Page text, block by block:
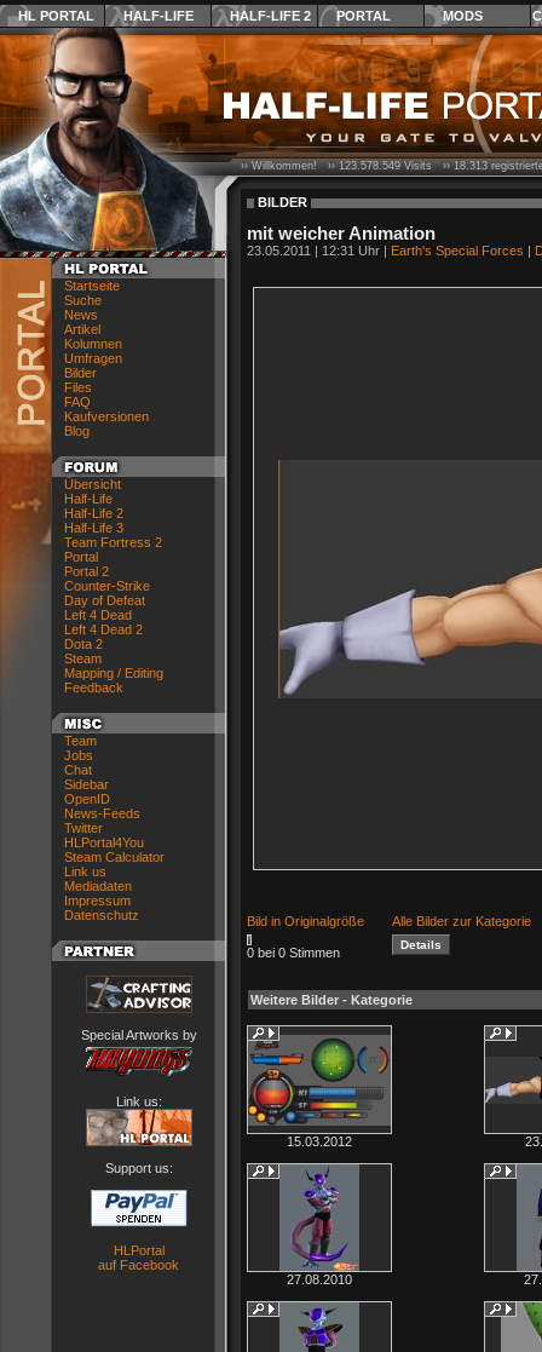
HL PORTAL HALF-LIFE HALF-LIFE 2 PORTAL MODS
Startseite
Suche
News
Artikel
Kolumnen
Umfragen
Bilder
Files
FAQ
Kaufversionen
Blog
Übersicht
Half-Life
Half-Life 2
Half-Life 3
Team Fortress 2
Portal
Portal 2
Counter-Strike
Day of Defeat
Left 4 Dead
Left 4 Dead 2
Dota 2
Steam
Mapping / Editing
Feedback
Team
Jobs
Chat
Sidebar
OpenID
News-Feeds
Twitter
HLPortal4You
Steam Calculator
Link us
Mediadaten
Impressum
Datenschutz
Special Artworks by
Link us:
Support us:
HLPortal
auf Facebook
›› Willkommen! ››123.578.549Visits ››18.313
BILDER
mit weicher Animation
23.05.2011 | 12:31 Uhr | Earth's Special Forces |
Bild in Originalgröße Alle Bilder zur Kategorie
0 bei 0 Stimmen
Weitere Bilder - Kategorie
15.03.2012
27.08.2010